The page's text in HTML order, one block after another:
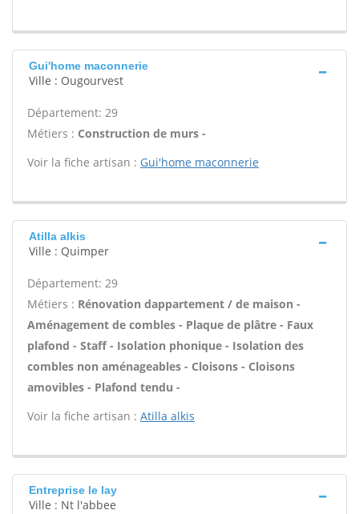
Gui'home maconnerie
Ville : Ougourvest
Département: 29
Métiers : Construction de murs -
Voir la fiche artisan : Gui'home maconnerie
Atilla alkis
Ville : Quimper
Département: 29
Métiers : Rénovation dappartement / de maison -
Aménagement de combles - Plaque de plâtre - Faux
plafond - Staff - Isolation phonique - Isolation des
combles non aménageables - Cloisons - Cloisons
amovibles - Plafond tendu -
Voir la fiche artisan : Atilla alkis
Entreprise le lay
Ville : Nt l'abbee